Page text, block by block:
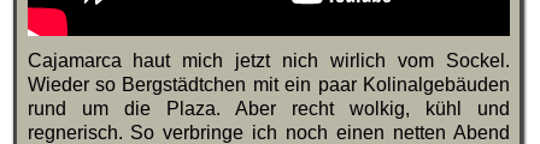
Cajamarca haut mich jetzt nich wirlich vom Sockel.
Wieder so Bergstädtchen mit ein paar Kolinalgebäuden
rund um die Plaza. Aber recht wolkig, kühl und
regnerisch. So verbringe ich noch einen netten Abend